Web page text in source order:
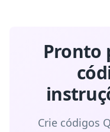
Pronto
Crie códigos